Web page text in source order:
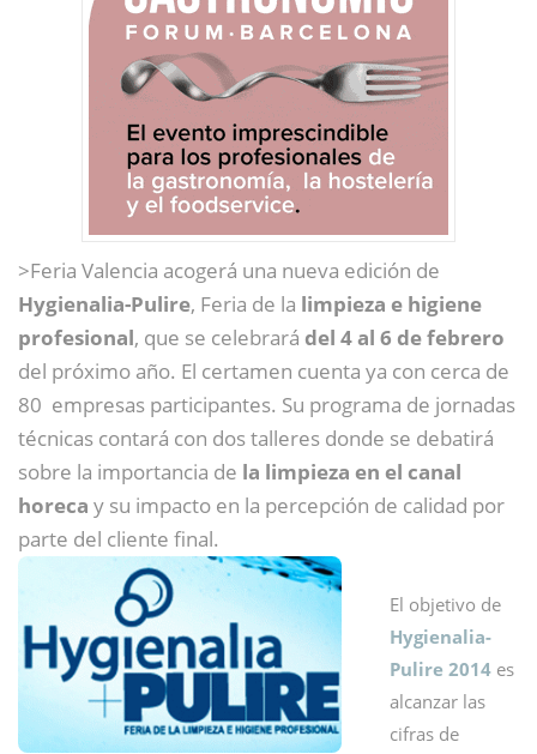
>Feria Valencia acogerá una nueva edición de
Hygienalia-Pulire, Feria de la limpieza e higiene
profesional, que se celebrará del 4 al 6 de febrero
del próximo año. El certamen cuenta ya con cerca de
80 empresas participantes. Su programa de jornadas
técnicas contará con dos talleres donde se debatirá
sobre la importancia de la limpieza en el canal
horeca y su impacto en la percepción de calidad por
parte del cliente final.
El objetivo de
Hygienalia-
Pulire 2014 es
alcanzar las
cifras de